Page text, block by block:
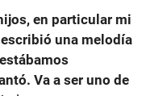
en particular mi
una melodía
Va a ser uno de